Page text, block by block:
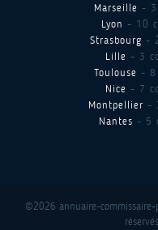
Marseille - 3
Lyon - 10
Strasbourg -
Lille - 3
Toulouse - 8
Nice - 7
Montpellier -
Nantes - 5
©2026 annuaire-